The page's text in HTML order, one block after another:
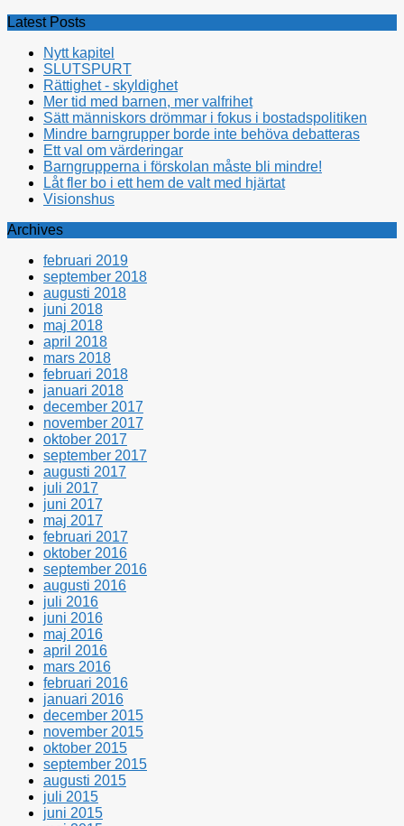
Latest Posts
Nytt kapitel
SLUTSPURT
Rättighet - skyldighet
Mer tid med barnen, mer valfrihet
Sätt människors drömmar i fokus i bostadspolitiken
Mindre barngrupper borde inte behöva debatteras
Ett val om värderingar
Barngrupperna i förskolan måste bli mindre!
Låt fler bo i ett hem de valt med hjärtat
Visionshus
Archives
februari 2019
september 2018
augusti 2018
juni 2018
maj 2018
april 2018
mars 2018
februari 2018
januari 2018
december 2017
november 2017
oktober 2017
september 2017
augusti 2017
juli 2017
juni 2017
maj 2017
februari 2017
oktober 2016
september 2016
augusti 2016
juli 2016
juni 2016
maj 2016
april 2016
mars 2016
februari 2016
januari 2016
december 2015
november 2015
oktober 2015
september 2015
augusti 2015
juli 2015
juni 2015